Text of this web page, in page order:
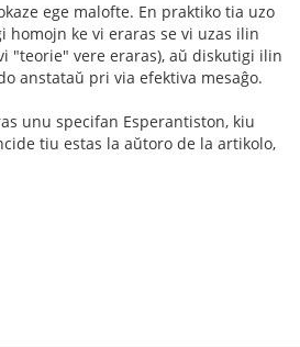
ege malofte. En praktiko tia uzo
homojn ke vi eraras se vi uzas ilin
"teorie" vere eraras), aŭ diskutigi ilin
anstataŭ pri via efektiva mesaĝo.
unu specifan Esperantiston, kiu
tiu estas la aŭtoro de la artikolo,